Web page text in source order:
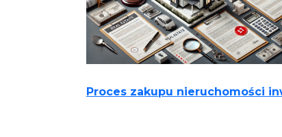
Proces zakupu nieruchomości